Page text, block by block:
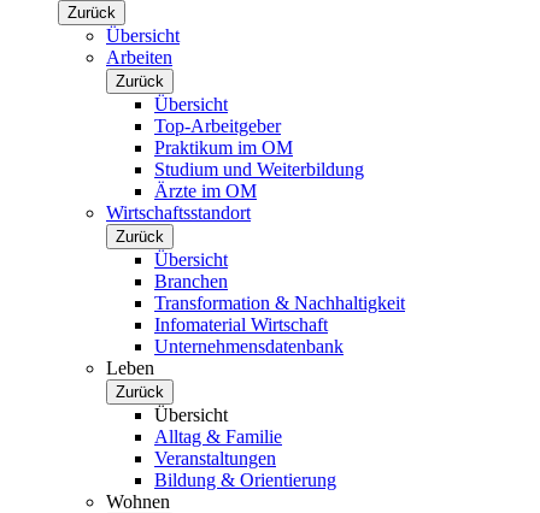
Zurück
Übersicht
Arbeiten
Zurück
Übersicht
Top-Arbeitgeber
Praktikum im OM
Studium und Weiterbildung
Ärzte im OM
Wirtschaftsstandort
Zurück
Übersicht
Branchen
Transformation & Nachhaltigkeit
Infomaterial Wirtschaft
Unternehmensdatenbank
Leben
Zurück
Übersicht
Alltag & Familie
Veranstaltungen
Bildung & Orientierung
Wohnen